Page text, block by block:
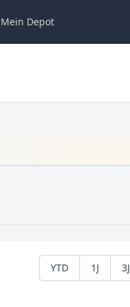
Mein Depot
YTD 1J 3J